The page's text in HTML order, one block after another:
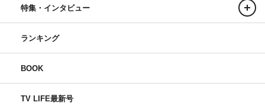
特集・インタビュー
ランキング
BOOK
TV LIFE最新号